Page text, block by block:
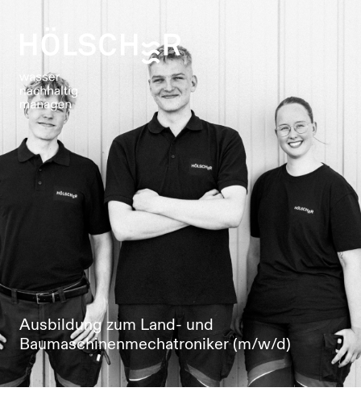
Ausbildung zum Land- und
Baumaschinenmechatroniker (m/w/d)